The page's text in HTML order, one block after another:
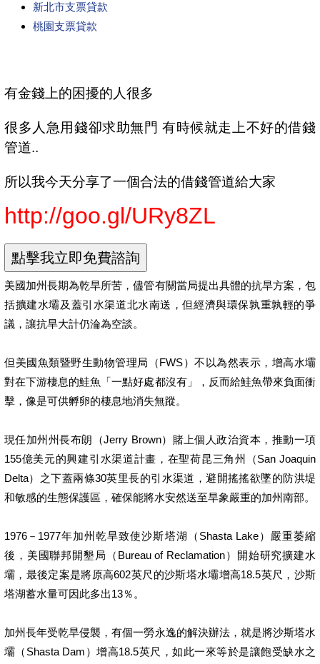
新北市支票貸款
桃園支票貸款
有金錢上的困擾的人很多
很多人急用錢卻求助無門 有時候就走上不好的借錢
管道..
所以我今天分享了一個合法的借錢管道給大家
http://goo.gl/URy8ZL
美國加州長期為乾旱所苦，儘管有關當局提出具體的抗旱方案，包
括擴建水壩及蓋引水渠道北水南送，但經濟與環保孰重孰輕的爭
議，讓抗旱大計仍淪為空談。
但美國魚類暨野生動物管理局（FWS）不以為然表示，增高水壩
對在下游棲息的鮭魚「一點好處都沒有」，反而給鮭魚帶來負面衝
擊，像是可供孵卵的棲息地消失無蹤。
現任加州州長布朗（Jerry Brown）賭上個人政治資本，推動一項
155億美元的興建引水渠道計畫，在聖荷昆三角州（San Joaquin
Delta）之下蓋兩條30英里長的引水渠道，避開搖搖欲墜的防洪堤
和敏感的生態保護區，確保能將水安然送至旱象嚴重的加州南部。
1976－1977年加州乾旱致使沙斯塔湖（Shasta Lake）嚴重萎縮
後，美國聯邦開墾局（Bureau of Reclamation）開始研究擴建水
壩，最後定案是將原高602英尺的沙斯塔水壩增高18.5英尺，沙斯
塔湖蓄水量可因此多出13％。
加州長年受乾旱侵襲，有個一勞永逸的解決辦法，就是將沙斯塔水
壩（Shasta Dam）增高18.5英尺，如此一來等於是讓飽受缺水之